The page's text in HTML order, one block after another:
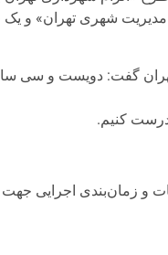
مدیریت شهری تهران» و
گفت: دویست و سی
درست کنیم.
و زمان‌بندی اجرایی